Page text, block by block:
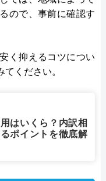
ので、事前に確認す
く抑えるコツについ
ください。
はいくら？内訳相
ポイントを徹底解